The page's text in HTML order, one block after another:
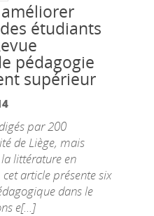
étudiants
pédagogie
supérieur
par 200
de Liège, mais
la littérature en
article présente six
dans le
e[...]